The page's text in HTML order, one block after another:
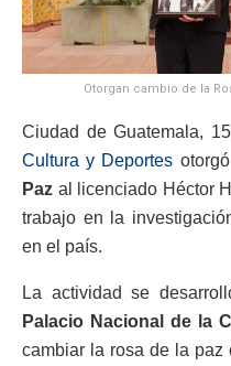
Otorgan cambio de la
Ciudad de Guatemala,
Cultura y Deportes
Paz al licenciado Héctor
trabajo en la
en el país.
La actividad se
Palacio Nacional de la
cambiar la rosa de la